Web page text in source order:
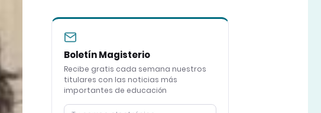
Boletín Magisterio
Recibe gratis cada semana nuestros
titulares con las noticias más
importantes de educación